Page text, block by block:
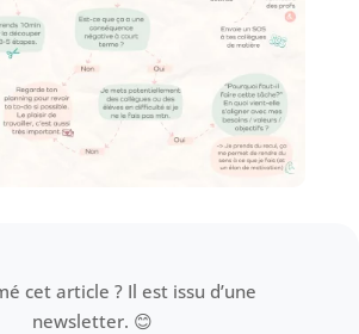
cet article ? Il est issu d’une
newsletter. 😊